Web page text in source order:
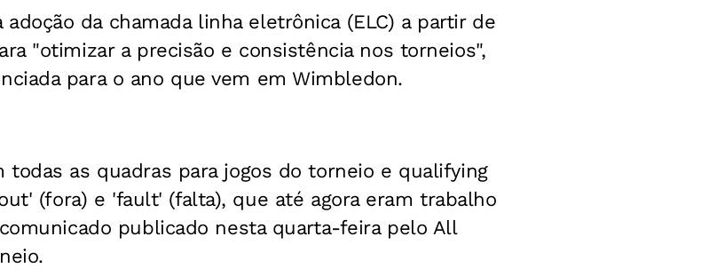
adoção da chamada linha eletrônica (ELC) a partir de
"otimizar a precisão e consistência nos torneios",
para o ano que vem em Wimbledon.
todas as quadras para jogos do torneio e qualifying
(fora) e 'fault' (falta), que até agora eram trabalho
publicado nesta quarta-feira pelo All